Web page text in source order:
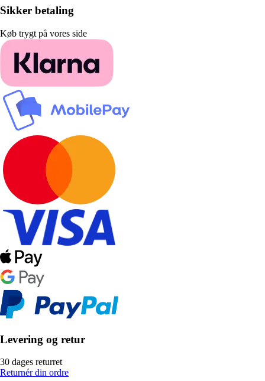
Sikker betaling
Køb trygt på vores side
Levering og retur
30 dages returret
Returnér din ordre